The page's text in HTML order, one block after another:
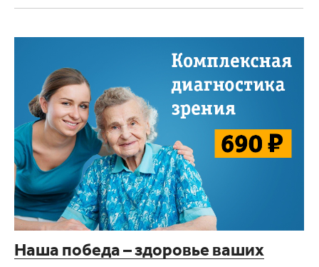
Наша победа – здоровье ваших